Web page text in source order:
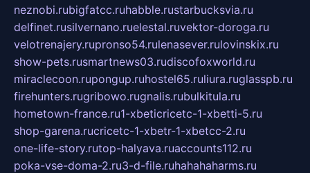
neznobi.rubigfatcc.ruhabble.rustarbucksvia.ru
delfinet.rusilvernano.ruelestal.ruvektor-doroga.ru
velotrenajery.rupronso54.rulenasever.rulovinskix.ru
show-pets.rusmartnews03.rudiscofoxworld.ru
miraclecoon.rupongup.ruhostel65.ruliura.ruglasspb.ru
firehunters.rugribowo.rugnalis.rubulkitula.ru
hometown-france.ru1-xbeticricetc-1-xbetti-5.ru
shop-garena.rucricetc-1-xbetr-1-xbetcc-2.ru
one-life-story.rutop-halyava.ruaccounts112.ru
poka-vse-doma-2.ru3-d-file.ruhahahaharms.ru